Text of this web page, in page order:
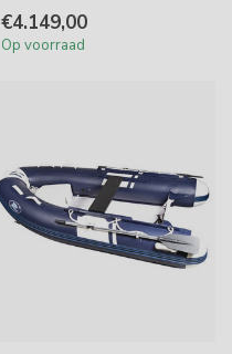
€4.149,00
Op voorraad